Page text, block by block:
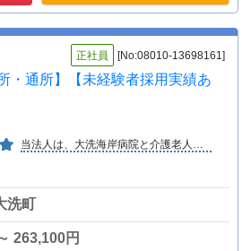
正社員 [No:08010-13698161]
・通所】【未経験者採用実績あ
洗町
263,100円